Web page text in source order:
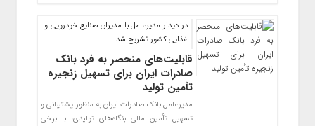
در دیدار مدیرعامل با مدیران صنایع خودرویی و
غذایی کشور تشریح شد:
قابلیت‌های منحصر به فرد بانک
صادرات ایران برای تسهیل زنجیره
تأمین تولید
​مدیرعامل بانک صادرات ایران به منظور پشتیبانی و
تسهیل تأمین مالی بنگاه‌های تولیدی، با برخی